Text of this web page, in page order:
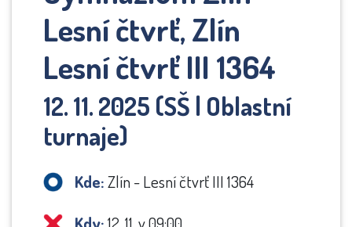
Lesní čtvrť, Zlín
Lesní čtvrť III 1364
12. 11. 2025 (SŠ | Oblastní
turnaje)
Kde:Zlín - Lesní čtvrť III 1364